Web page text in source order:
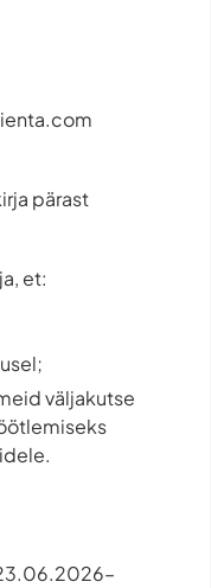
pärast
et:
väljakutse